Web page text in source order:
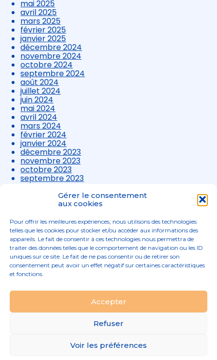
Gérer le consentement
aux cookies
Pour offrir les meilleures expériences, nous utilisons des technologies
telles que les cookies pour stocker et/ou accéder aux informations des
appareils. Le fait de consentir à ces technologies nous permettra de
traiter des données telles que le comportement de navigation ou les ID
uniques sur ce site. Le fait de ne pas consentir ou de retirer son
consentement peut avoir un effet négatif sur certaines caractéristiques
et fonctions.
Accepter
Refuser
Voir les préférences
mai 2025
avril 2025
mars 2025
février 2025
janvier 2025
décembre 2024
novembre 2024
octobre 2024
septembre 2024
août 2024
juillet 2024
juin 2024
mai 2024
avril 2024
mars 2024
février 2024
janvier 2024
décembre 2023
novembre 2023
octobre 2023
septembre 2023
août 2023
juillet 2023
avril 2023
mars 2023
Principale
02 96 52 68 68
MENTIONS LÉGALES
PLAN DU SITE